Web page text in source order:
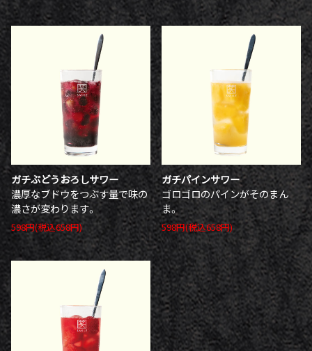
ガチぶどうおろしサワー
濃厚なブドウをつぶす量で味の
濃さが変わります。
598円(税込658円)
ガチパインサワー
ゴロゴロのパインがそのまん
ま。
598円(税込658円)